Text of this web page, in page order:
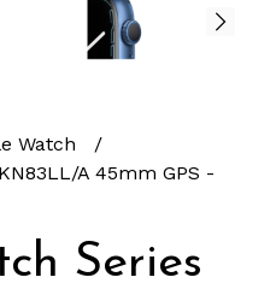
Watch
A 45mm GPS -
Series